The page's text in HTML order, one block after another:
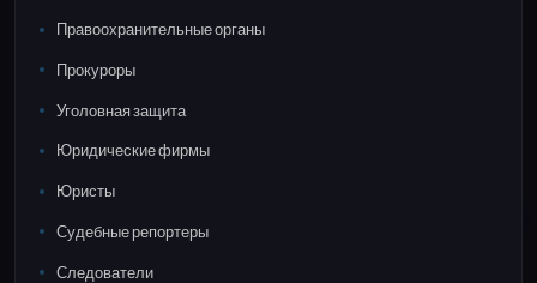
Правоохранительные органы
Прокуроры
Уголовная защита
Юридические фирмы
Юристы
Судебные репортеры
Следователи